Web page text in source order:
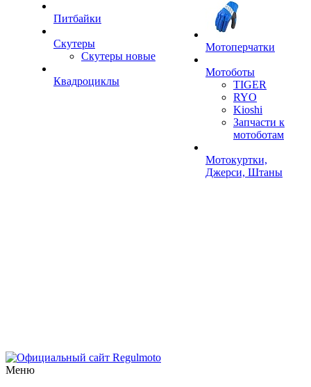
Питбайки
Скутеры
Скутеры новые
Квадроциклы
Мотоперчатки
Мотоботы
TIGER
RYO
Kioshi
Запчасти к
мотоботам
Мотокуртки,
Джерси, Штаны
Меню